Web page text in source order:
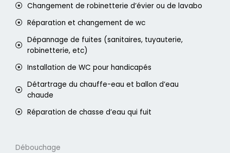
Changement de robinetterie d’évier ou de lavabo
Réparation et changement de wc
Dépannage de fuites (sanitaires, tuyauterie,
robinetterie, etc)
Installation de WC pour handicapés
Détartrage du chauffe-eau et ballon d’eau
chaude
Réparation de chasse d’eau qui fuit
Débouchage